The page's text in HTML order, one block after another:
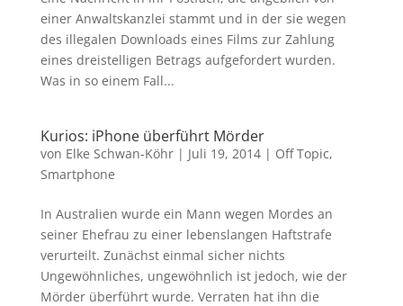
einer Anwaltskanzlei stammt und in der sie wegen
des illegalen Downloads eines Films zur Zahlung
eines dreistelligen Betrags aufgefordert wurden.
Was in so einem Fall...
Kurios: iPhone überführt Mörder
von Elke Schwan-Köhr| Juli 19, 2014| Off Topic,
Smartphone
In Australien wurde ein Mann wegen Mordes an
seiner Ehefrau zu einer lebenslangen Haftstrafe
verurteilt. Zunächst einmal sicher nichts
Ungewöhnliches, ungewöhnlich ist jedoch, wie der
Mörder überführt wurde. Verraten hat ihn die